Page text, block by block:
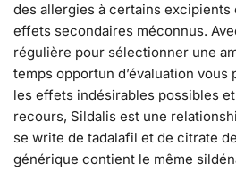
des allergies à certains excipients
effets secondaires méconnus.
régulière pour sélectionner une
temps opportun d’évaluation
les effets indésirables possibles
recours, Sildalis est une
se write de tadalafil et de citrate
générique contient le même